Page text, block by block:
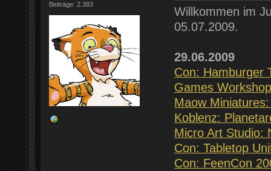
Beiträge: 2.383
Willkommen im
05.07.2009.
29.06.2009
Con: Hamburger
Games
Maow
Koblenz:
Micro Art Studio:
Con: Tabletop
Con: FeenCon